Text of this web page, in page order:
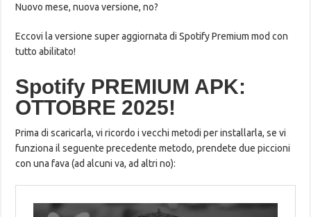
Nuovo mese, nuova versione, no?
Eccovi la versione super aggiornata di Spotify Premium mod con
tutto abilitato!
Spotify PREMIUM APK:
OTTOBRE 2025!
Prima di scaricarla, vi ricordo i vecchi metodi per installarla, se vi
funziona il seguente precedente metodo, prendete due piccioni
con una fava (ad alcuni va, ad altri no):